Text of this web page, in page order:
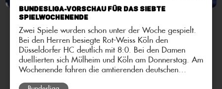
Bundesliga-Vorschau für das siebte
Spielwochenende
Zwei Spiele wurden schon unter der Woche gespielt.
Bei den Herren besiegte Rot-Weiss Köln den
Düsseldorfer HC deutlich mit 8:0. Bei den Damen
duellierten sich Mülheim und Köln am Donnerstag. Am
Wochenende fahren die amtierenden deutschen